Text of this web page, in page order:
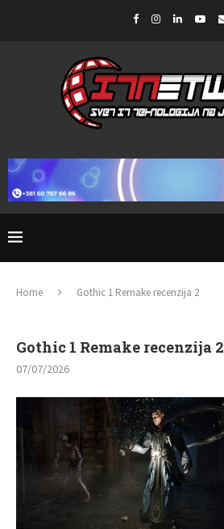
Home Gothic 1 Remake recenzija 2
Gothic 1 Remake recenzija 2
07/07/2026